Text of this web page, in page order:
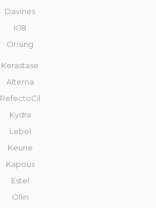
Davines
К18
Orising
Kerastase
Alterna
RefectoCil
Kydra
Lebel
Keune
Kapous
Estel
Ollin